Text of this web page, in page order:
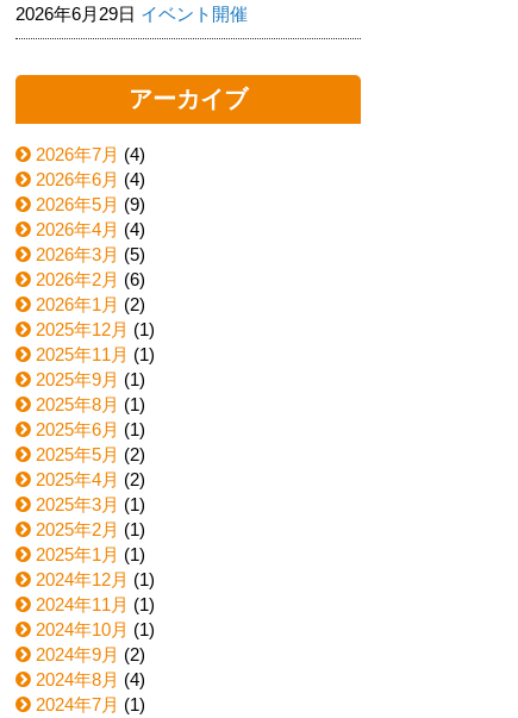
2026年6月29日 イベント開催
アーカイブ
2026年7月 (4)
2026年6月 (4)
2026年5月 (9)
2026年4月 (4)
2026年3月 (5)
2026年2月 (6)
2026年1月 (2)
2025年12月 (1)
2025年11月 (1)
2025年9月 (1)
2025年8月 (1)
2025年6月 (1)
2025年5月 (2)
2025年4月 (2)
2025年3月 (1)
2025年2月 (1)
2025年1月 (1)
2024年12月 (1)
2024年11月 (1)
2024年10月 (1)
2024年9月 (2)
2024年8月 (4)
2024年7月 (1)